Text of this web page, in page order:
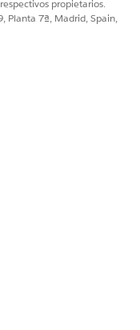
PROBLEMA?
propietarios.
Planta 7ª, Madrid, Spain,